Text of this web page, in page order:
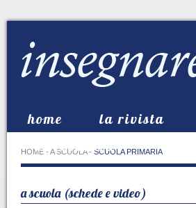
home la rivista
in evidenza
HOME - A SCUOLA- SCUOLA PRIMARIA
a scuola (schede e video)